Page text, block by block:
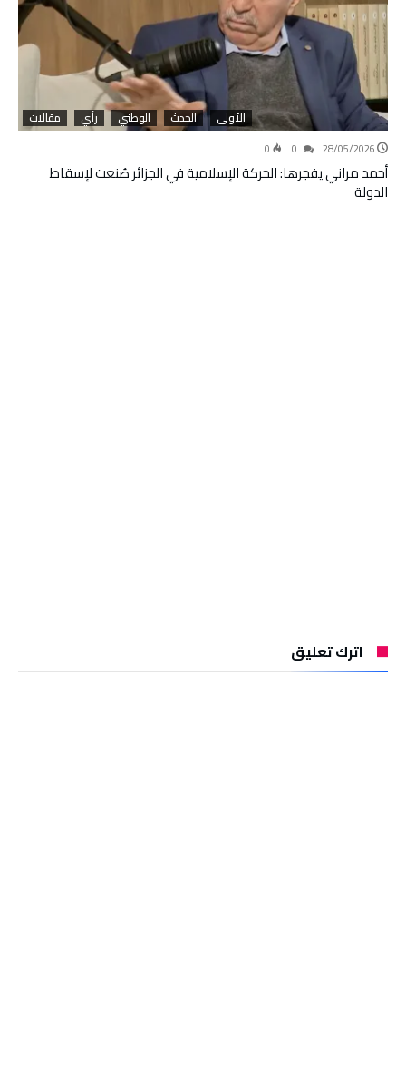
الأولى الحدث الوطني رأي مقالات
28/05/2026
0
أحمد مراني يفجرها: الحركة الإسلامية في الجزائر صُنعت لإسقاط
الدولة
اترك تعليق